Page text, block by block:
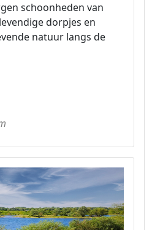
schoonheden van
dorpjes en
natuur langs de